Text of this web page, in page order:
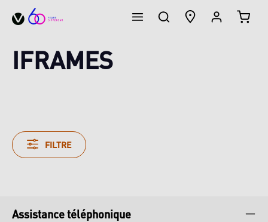
principal LE
IFRAMES
FILTRE
Assistance téléphonique